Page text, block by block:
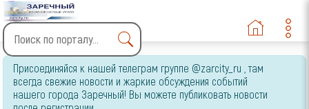
Type 2 or more characters
for results.
Присоединяйся к нашей телеграм группе @zarcity_ru , там
всегда свежие новости и жаркие обсуждения событий
нашего города Заречный! Вы можете публиковать новости